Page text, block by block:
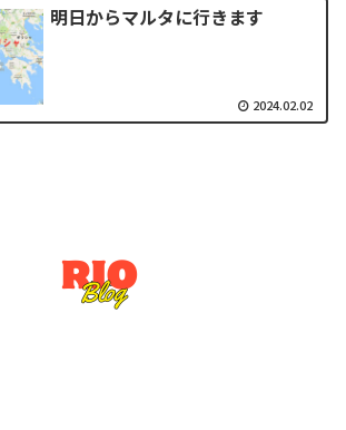
明日からマルタに行きます
2024.02.02